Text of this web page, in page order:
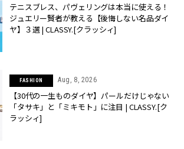
テニスブレス、パヴェリングは本当に使える！
ジュエリー賢者が教える【後悔しない名品ダイ
ヤ】３選 | CLASSY.[クラッシィ]
FASHION Aug, 8, 2026
【30代の一生ものダイヤ】パールだけじゃない
「タサキ」と「ミキモト」に注目 | CLASSY.[ク
ラッシィ]